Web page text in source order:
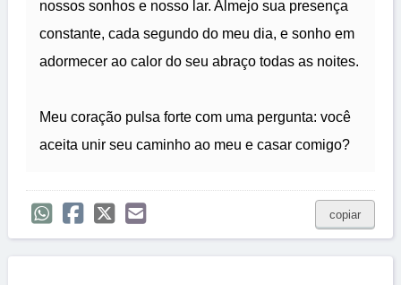
nossos sonhos e nosso lar. Almejo sua presença
constante, cada segundo do meu dia, e sonho em
adormecer ao calor do seu abraço todas as noites.
Meu coração pulsa forte com uma pergunta: você
aceita unir seu caminho ao meu e casar comigo?
copiar